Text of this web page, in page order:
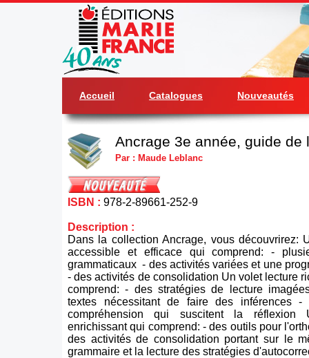
Accueil Catalogues Nouveautés
Ancrage 3e année, guide de
Par : Maude Leblanc
ISBN : 978-2-89661-252-9
Description :
Dans la collection Ancrage, vous découvrirez:
accessible et efficace qui comprend: -
grammaticaux - des activités variées et une
- des activités de consolidation Un volet lecture
comprend: - des stratégies de lecture
textes nécessitant de faire des inférences -
compréhension qui suscitent la réflexion
enrichissant qui comprend: - des outils pour
des activités de consolidation portant sur le
grammaire et la lecture des stratégies